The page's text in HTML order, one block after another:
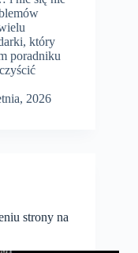
który
poradniku
2026
strony na